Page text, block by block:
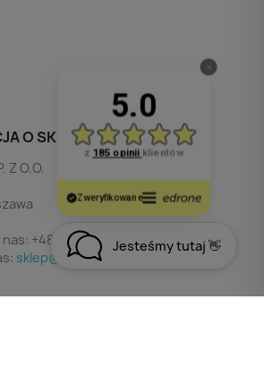
O SKLEPIE
Z O.O.
+48 790 532 449
sklep@invmedia.pl
Jesteśmy tutaj 👋